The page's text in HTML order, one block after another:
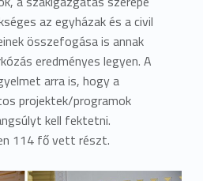
az egyházak és a civil
összefogása is annak
eredményes legyen. A
arra is, hogy a
projektek/programok
kell fektetni.
114 fő vett részt.